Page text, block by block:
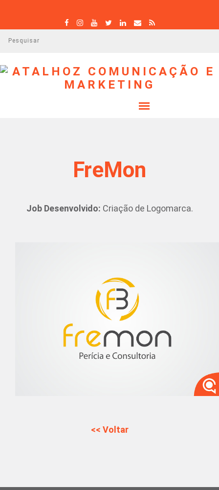
q
FreMon
Job Desenvolvido: Criação de Logomarca.
<< Voltar